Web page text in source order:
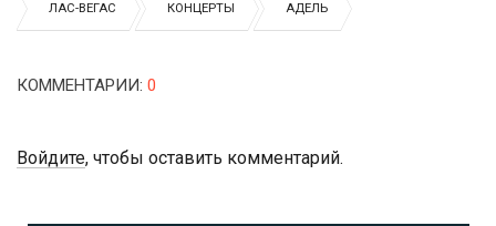
ЛАС-ВЕГАС КОНЦЕРТЫ АДЕЛЬ
КОММЕНТАРИИ: 0
Войдите, чтобы оставить комментарий.